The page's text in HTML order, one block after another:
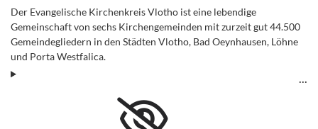
Der Evangelische Kirchenkreis Vlotho ist eine lebendige
Gemeinschaft von sechs Kirchengemeinden mit zurzeit gut 44.500
Gemeindegliedern in den Städten Vlotho, Bad Oeynhausen, Löhne
und Porta Westfalica.